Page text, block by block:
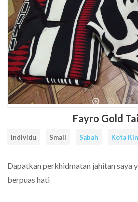
Cari
Item
Senarai
Tailors
Rate
a
tailor
FAQ
Contact
Us
Daftar
Sebagai
Tailor
Log
Masuk
Tailor
Facebook Instagram
Fayro Gold
Individu Small Sabah Kota
Dapatkan perkhidmatan jahitan saya
berpuas hati